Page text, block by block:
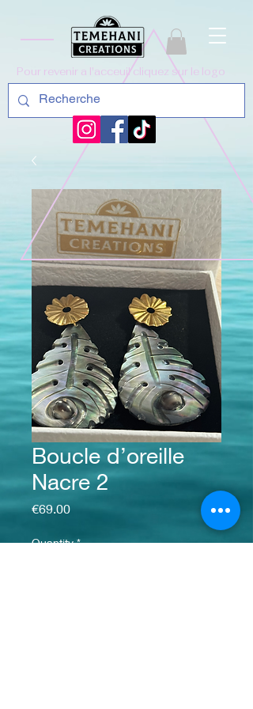
Pour revenir a l'acceuil cliquez sur le logo
Boucle d’oreille
Nacre 2
€69.00Price
Quantity *